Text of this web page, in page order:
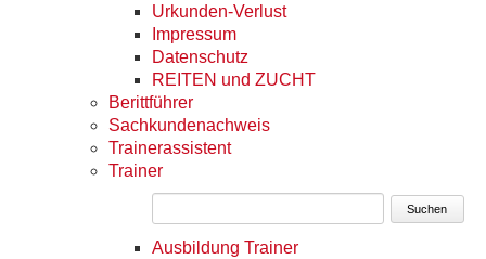
Urkunden-Verlust
Impressum
Datenschutz
REITEN und ZUCHT
Berittführer
Sachkundenachweis
Trainerassistent
Trainer
Suchen
Ausbildung Trainer